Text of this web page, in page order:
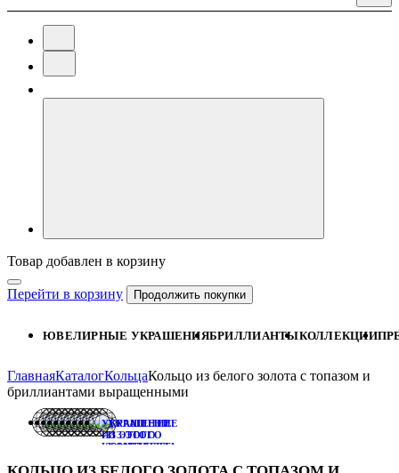
Товар добавлен в корзину
Перейти в корзину Продолжить покупки
ЮВЕЛИРНЫЕ УКРАШЕНИЯБРИЛЛИАНТЫКОЛЛЕКЦИИ
ГлавнаяКаталогКольцаКольцо из белого золота с топазом и
бриллиантами выращенными
УКРАШЕНИЕ
ИЗ ЭТОГО
КОМПЛЕКТА:
УКРАШЕНИЕ
ИЗ ЭТОГО
КОМПЛЕКТА: